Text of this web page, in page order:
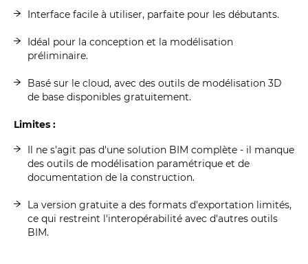
Interface facile à utiliser, parfaite pour les débutants.
Idéal pour la conception et la modélisation
préliminaire.
Basé sur le cloud, avec des outils de modélisation 3D
de base disponibles gratuitement.
Limites :
Il ne s'agit pas d'une solution BIM complète - il manque
des outils de modélisation paramétrique et de
documentation de la construction.
La version gratuite a des formats d'exportation limités,
ce qui restreint l'interopérabilité avec d'autres outils
BIM.